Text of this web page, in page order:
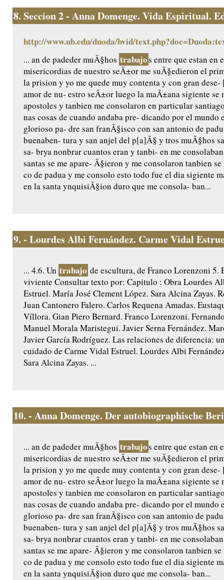
8. Seccion 2 - Anna Domenge. Vida Espiritual.
http://www.ub.edu/duoda/bvid/
... an de padeder muÃ§hos trabajos entre que estan en
misericordias de nuestro seÃ±or me suÃ§edieron el
la prision y yo me quede muy contenta y con gran
amor de nu- estro seÃ±or luego la maÃ±ana sigiente se
apostoles y tanbien me consolaron en particular
nas cosas de cuando andaba pre- dicando por el mundo
glorioso pa- dre san franÃ§isco con san antonio de
buenaben- tura y san anjel del p[a]Ã§ y tros muÃ§hos
sa- brya nonbrar cuantos eran y tanbi- en me
santas se me apare- Ã§ieron y me consolaron tanbien
co de padua y me consolo esto todo fue el dia sigiente
en la santa ynquisiÃ§ion duro que me consola- ban...
9. - Lourdes Albi Fernández. Carme Vidal
... 4.6. Un trabajo de escultura, de Franco Lorenzoni 5.
viviente Consultar texto por: Capitulo : Obra Lourdes
Estruel. María José Clement López. Sara Alcina Zayas.
Juan Cantonero Falero. Carlos Requena Amadas.
Víllora. Gian Piero Bernard. Franco Lorenzoni.
Manuel Morala Maristegui. Javier Serna Fernández.
Javier García Rodríguez. Las relaciones de diferencia:
cuidado de Carme Vidal Estruel. Lourdes Albi
Sara Alcina Zayas. ...
10. - Anna Domenge. Der autobiographische
... an de padeder muÃ§hos trabajos entre que estan en
misericordias de nuestro seÃ±or me suÃ§edieron el
la prision y yo me quede muy contenta y con gran
amor de nu- estro seÃ±or luego la maÃ±ana sigiente se
apostoles y tanbien me consolaron en particular
nas cosas de cuando andaba pre- dicando por el mundo
glorioso pa- dre san franÃ§isco con san antonio de
buenaben- tura y san anjel del p[a]Ã§ y tros muÃ§hos
sa- brya nonbrar cuantos eran y tanbi- en me
santas se me apare- Ã§ieron y me consolaron tanbien
co de padua y me consolo esto todo fue el dia sigiente
en la santa ynquisiÃ§ion duro que me consola- ban...